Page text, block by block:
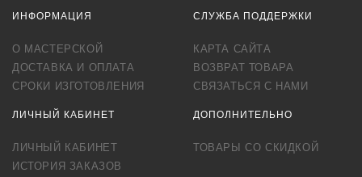
ИНФОРМАЦИЯ
О МАСТЕРСКОЙ
ДОСТАВКА И ОПЛАТА
СРОКИ ИЗГОТОВЛЕНИЯ
СЛУЖБА ПОДДЕРЖКИ
КАРТА САЙТА
ВОЗВРАТ ТОВАРА
СВЯЗАТЬСЯ С НАМИ
ЛИЧНЫЙ КАБИНЕТ
ЛИЧНЫЙ КАБИНЕТ
ИСТОРИЯ ЗАКАЗОВ
ДОПОЛНИТЕЛЬНО
ТОВАРЫ СО СКИДКОЙ